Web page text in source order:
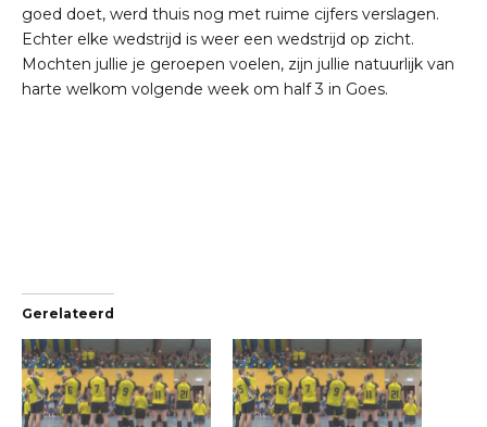
goed doet, werd thuis nog met ruime cijfers verslagen.
Echter elke wedstrijd is weer een wedstrijd op zicht.
Mochten jullie je geroepen voelen, zijn jullie natuurlijk van
harte welkom volgende week om half 3 in Goes.
Gerelateerd